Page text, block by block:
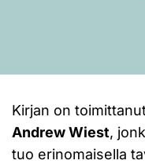
Kirjan on
Andrew Wiest,
tuo erinomaisella